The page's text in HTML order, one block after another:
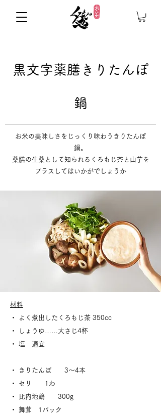
黒文字薬膳きりたんぽ
鍋
お米の美味しさをじっくり味わうきりたんぽ
鍋。
薬膳の生薬として知られるくろもじ茶と山芋を
プラスしてはいかがでしょうか
材料
・ よく煮出したくろもじ茶 350cc
・ しょうゆ……大さじ4杯
​・ 塩 適宜
・ きりたんぽ 3～4本
・ セリ 1わ
・ 比内地鶏 300g
・ 舞茸 1パック